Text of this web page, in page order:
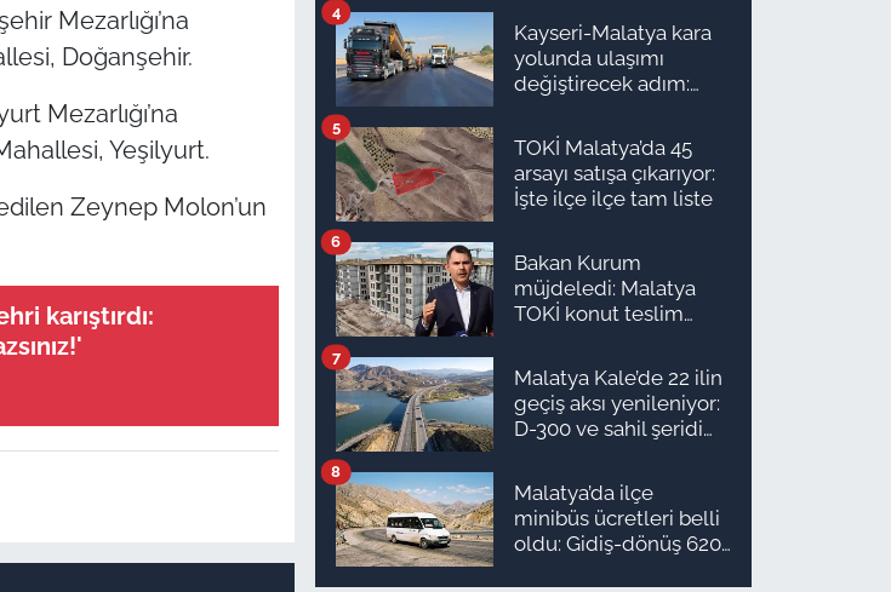
Mezarlığı’na
Doğanşehir.
Mezarlığı’na
Yeşilyurt.
Zeynep Molon’un
karıştırdı:
Kayseri-Malatya kara
yolunda ulaşımı
değiştirecek adım:
4
TOKİ Malatya’da 45
arsayı satışa çıkarıyor:
İşte ilçe ilçe tam liste
5
Bakan Kurum
müjdeledi: Malatya
TOKİ konut teslim
ilçe ilçe teslimat
takvimi ve ödeme
planı
6
Malatya Kale’de 22 ilin
geçiş aksı yenileniyor:
D-300 ve sahil şeridi
7
Malatya’da ilçe
minibüs ücretleri belli
oldu: Gidiş-dönüş 620
8